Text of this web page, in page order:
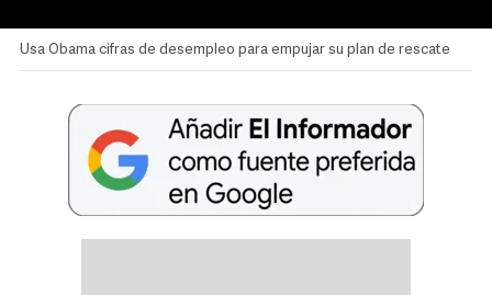
Usa Obama cifras de desempleo para empujar su plan de rescate